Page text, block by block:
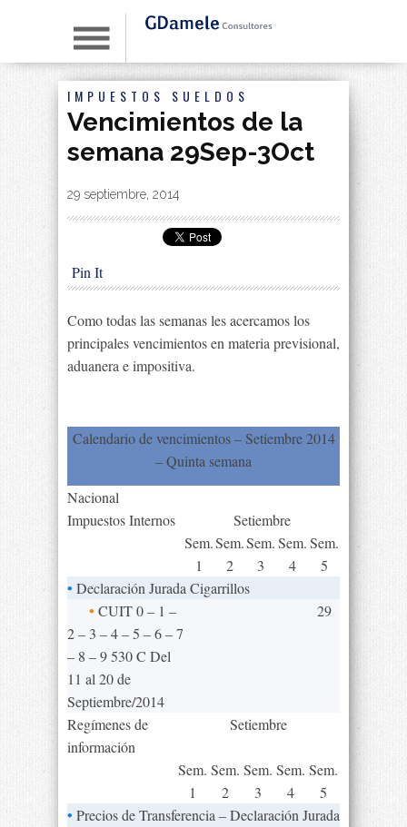
IMPUESTOS SUELDOS
Vencimientos de la
semana 29Sep-3Oct
By|
29 septiembre, 2014
Pin It
Como todas las semanas les acercamos los
principales vencimientos en materia previsional,
aduanera e impositiva.
Calendario de vencimientos – Setiembre 2014
– Quinta semana
Nacional
Impuestos Internos
Setiembre
Sem.
1
Sem.
2
Sem.
3
Sem.
4
Sem.
5
• Declaración Jurada Cigarrillos
• CUIT 0 – 1 –
2 – 3 – 4 – 5 – 6 – 7
– 8 – 9 530 C Del
11 al 20 de
Septiembre/2014
29
Regímenes de
información
Setiembre
Sem.
1
Sem.
2
Sem.
3
Sem.
4
Sem.
5
• Precios de Transferencia – Declaración Jurada